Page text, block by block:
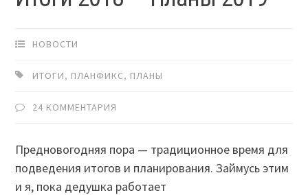
НОВОСТИ
ИТОГИ, ПЛАНФИКС, ПЛАНЫ
24 КОММЕНТАРИЯ
Предновогодняя пора — традиционное время для
подведения итогов и планирования. Займусь этим
и я, пока дедушка работает